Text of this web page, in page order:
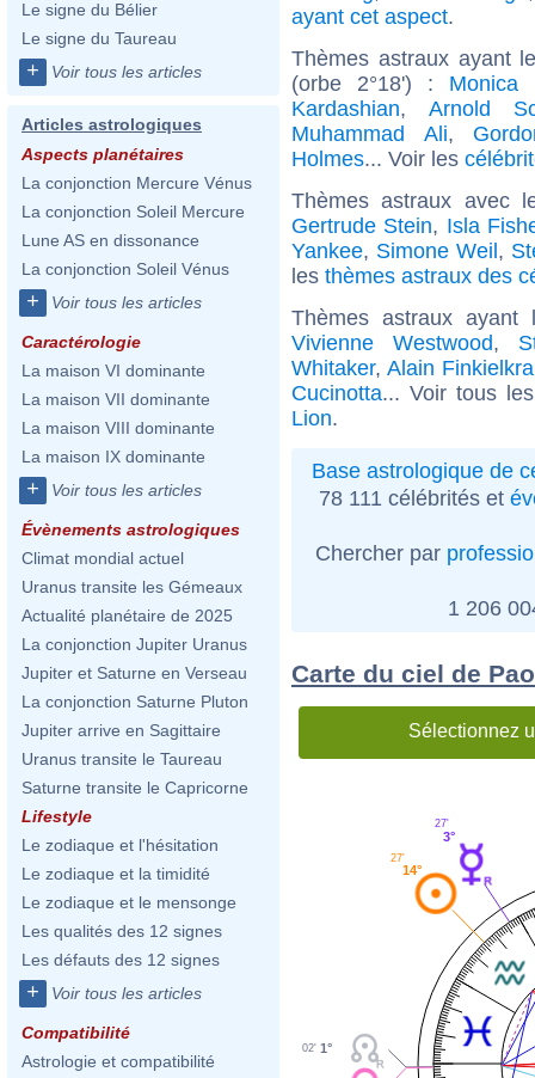
Le signe du Bélier
Le signe du Taureau
+ Voir tous les articles
Articles astrologiques
Aspects planétaires
La conjonction Mercure Vénus
La conjonction Soleil Mercure
Lune AS en dissonance
La conjonction Soleil Vénus
+ Voir tous les articles
Caractérologie
La maison VI dominante
La maison VII dominante
La maison VIII dominante
La maison IX dominante
+ Voir tous les articles
Évènements astrologiques
Climat mondial actuel
Uranus transite les Gémeaux
Actualité planétaire de 2025
La conjonction Jupiter Uranus
Jupiter et Saturne en Verseau
La conjonction Saturne Pluton
Jupiter arrive en Sagittaire
Uranus transite le Taureau
Saturne transite le Capricorne
Lifestyle
Le zodiaque et l'hésitation
Le zodiaque et la timidité
Le zodiaque et le mensonge
Les qualités des 12 signes
Les défauts des 12 signes
+ Voir tous les articles
Compatibilité
Astrologie et compatibilité
ayant cet aspect.
Thèmes astraux ayant
(orbe 2°18') : Monica
Kardashian, Arnold
Muhammad Ali,
Holmes... Voir les
Thèmes astraux avec
Gertrude Stein, Isla
Yankee, Simone Weil,
les thèmes astraux des
Thèmes astraux
Vivienne Westwood,
Whitaker, Alain
Cucinotta... Voir tous
Lion.
Base astrologique de
78 111 célébrités et
Chercher par
1 206
Carte du ciel de
Sélectionnez
3°
27'
14°
27'
1°
02'